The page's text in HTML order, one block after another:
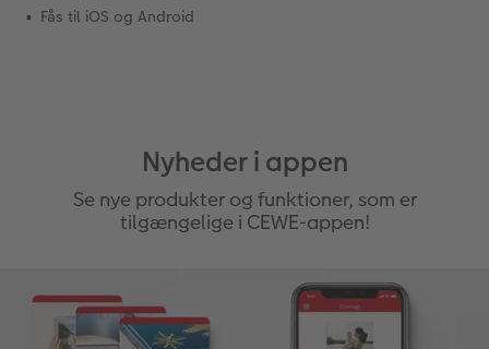
Fås til iOS og Android
Nyheder i appen
Se nye produkter og funktioner, som er
tilgængelige i CEWE-appen!